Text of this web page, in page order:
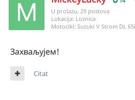
U prolazu, 29 postova
Lokacija: Loznica
Motocikl: Suzuki V Strom DL
Захваљујем!
Citat